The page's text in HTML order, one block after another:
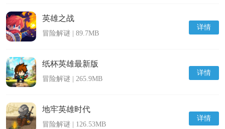
详情
英雄之战
冒险解谜 | 89.7MB
详情
纸杯英雄最新版
冒险解谜 | 265.9MB
详情
地牢英雄时代
冒险解谜 | 126.53MB